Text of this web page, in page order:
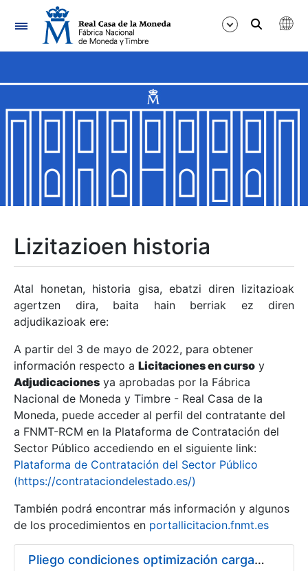
Nabigazioa
Erakutsi/Ezkutatu
Erakutsi/Ezkutatu
Erakutsi/Ezkutatu
Erakutsi/Ezkutatu
Erakutsi/Ezkutatu
Erakutsi/Ezkutatu
Erakutsi/Ezkutatu
Lizitazioen historia
Atal honetan, historia gisa, ebatzi diren lizitazioak
agertzen dira, baita hain berriak ez diren
adjudikazioak ere:
A partir del 3 de mayo de 2022, para obtener
información respecto a Licitaciones en curso y
Adjudicaciones ya aprobadas por la Fábrica
Nacional de Moneda y Timbre - Real Casa de la
Moneda, puede acceder al perfil del contratante del
a FNMT-RCM en la Plataforma de Contratación del
Sector Público accediendo en el siguiente link:
Plataforma de Contratación del Sector Público
(https://contrataciondelestado.es/)
También podrá encontrar más información y algunos
de los procedimientos en portallicitacion.fnmt.es
Pliego condiciones optimización cargas compras firmado